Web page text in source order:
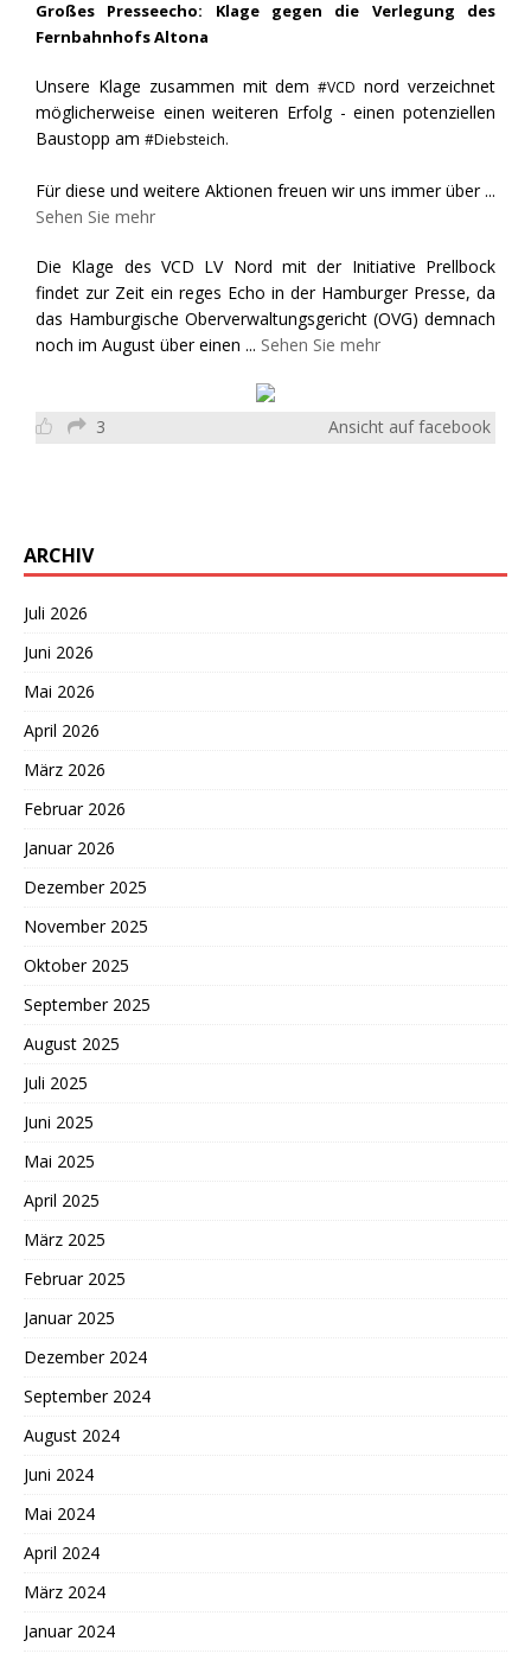
Großes Presseecho: Klage gegen die Verlegung des
Fernbahnhofs Altona
Unsere Klage zusammen mit dem#VCD nord verzeichnet
möglicherweise einen weiteren Erfolg - einen potenziellen
Baustopp am #Diebsteich.
Für diese und weitere Aktionen freuen wir uns immer über ...
Sehen Sie mehr
Die Klage des VCD LV Nord mit der Initiative Prellbock
findet zur Zeit ein reges Echo in der Hamburger Presse, da
das Hamburgische Oberverwaltungsgericht (OVG) demnach
noch im August über einen ... Sehen Sie mehr
3 Ansicht auf facebook
ARCHIV
Juli 2026
Juni 2026
Mai 2026
April 2026
März 2026
Februar 2026
Januar 2026
Dezember 2025
November 2025
Oktober 2025
September 2025
August 2025
Juli 2025
Juni 2025
Mai 2025
April 2025
März 2025
Februar 2025
Januar 2025
Dezember 2024
September 2024
August 2024
Juni 2024
Mai 2024
April 2024
März 2024
Januar 2024